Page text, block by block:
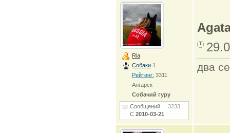
Ria
Собаки 1
Рейтинг: 3311
Ангарск
Собачий гуру
Сообщений 3233
С 2010-03-21
два